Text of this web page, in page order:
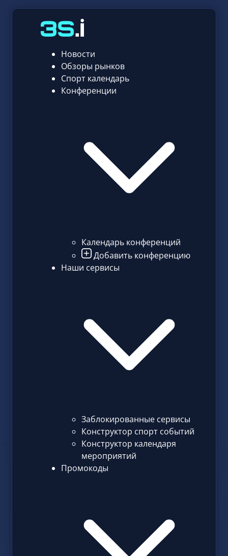
Новости
Обзоры рынков
Спорт календарь
Конференции
Календарь конференций
Добавить конференцию
Наши сервисы
Заблокированные сервисы
Конструктор спорт событий
Конструктор календаря
мероприятий
Промокоды